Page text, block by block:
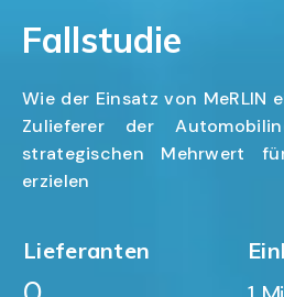
Fallstudie
Wie der Einsatz von MeRLIN
Zulieferer der
strategischen Mehrwert
erzielen
Lieferanten